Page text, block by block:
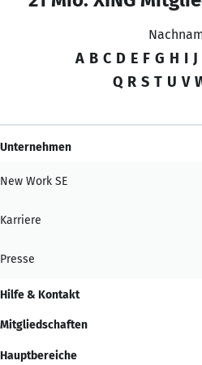
A B C D E F G H I J
Q R S T U V
Unternehmen
New Work SE
Karriere
Presse
Hilfe & Kontakt
Mitgliedschaften
Hauptbereiche